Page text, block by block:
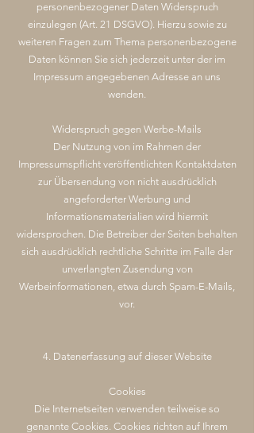
personenbezogener Daten Widerspruch
einzulegen (Art. 21 DSGVO). Hierzu sowie zu
weiteren Fragen zum Thema personenbezogene
Daten können Sie sich jederzeit unter der im
Impressum angegebenen Adresse an uns
wenden.
Widerspruch gegen Werbe-Mails
Der Nutzung von im Rahmen der
Impressumspflicht veröffentlichten Kontaktdaten
zur Übersendung von nicht ausdrücklich
angeforderter Werbung und
Informationsmaterialien wird hiermit
widersprochen. Die Betreiber der Seiten behalten
sich ausdrücklich rechtliche Schritte im Falle der
unverlangten Zusendung von
Werbeinformationen, etwa durch Spam-E-Mails,
vor.
4. Datenerfassung auf dieser Website
Cookies
Die Internetseiten verwenden teilweise so
genannte Cookies. Cookies richten auf Ihrem